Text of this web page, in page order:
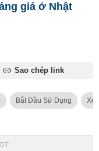
giá ở Nhật
Sao chép link
Bắt Đầu Sử Dụng Xe